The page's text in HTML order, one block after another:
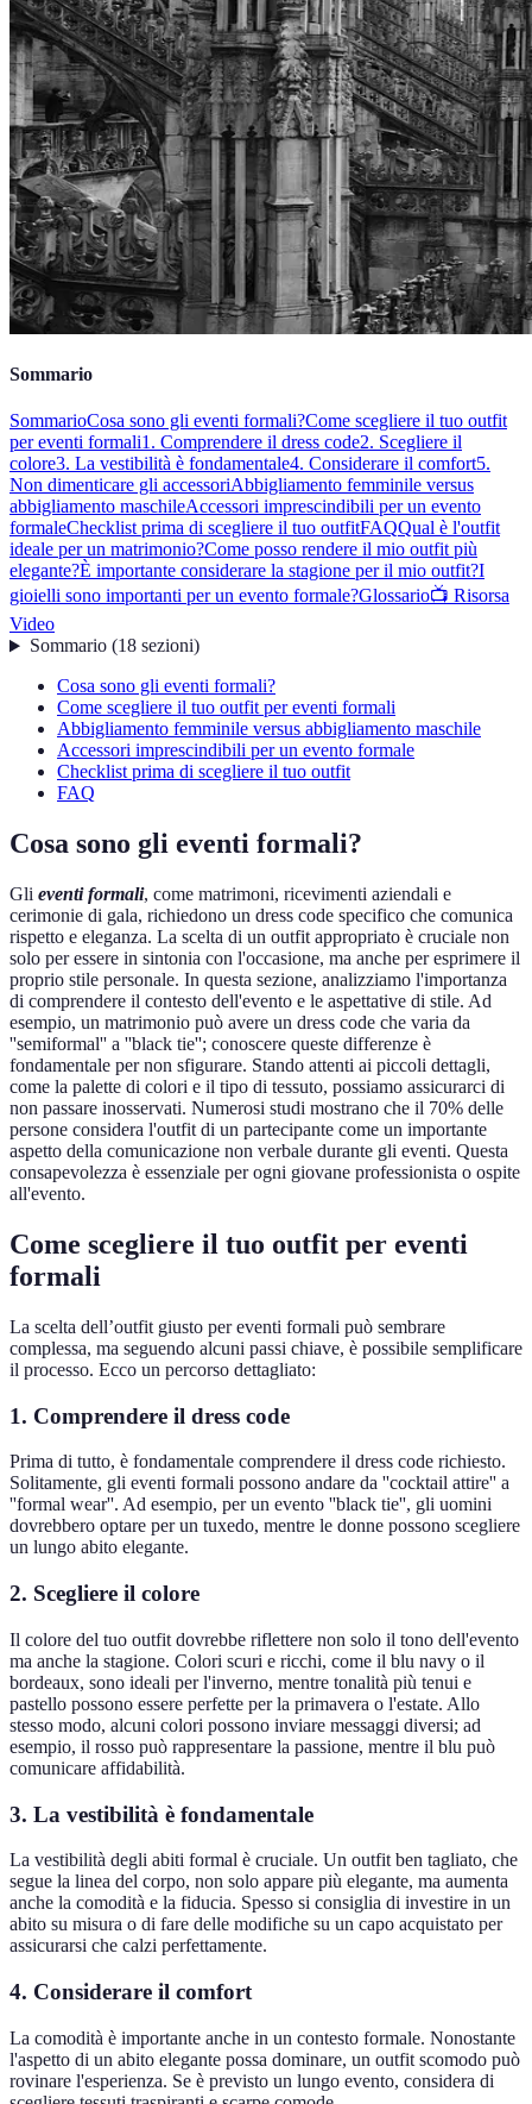
Sommario
SommarioCosa sono gli eventi formali?Come scegliere il tuo outfit
per eventi formali1. Comprendere il dress code2. Scegliere il
colore3. La vestibilità è fondamentale4. Considerare il comfort5.
Non dimenticare gli accessoriAbbigliamento femminile versus
abbigliamento maschileAccessori imprescindibili per un evento
formaleChecklist prima di scegliere il tuo outfitFAQQual è l'outfit
ideale per un matrimonio?Come posso rendere il mio outfit più
elegante?È importante considerare la stagione per il mio outfit?I
gioielli sono importanti per un evento formale?Glossario📺 Risorsa
Video
Sommario(18 sezioni)
Cosa sono gli eventi formali?
Come scegliere il tuo outfit per eventi formali
Abbigliamento femminile versus abbigliamento maschile
Accessori imprescindibili per un evento formale
Checklist prima di scegliere il tuo outfit
FAQ
Cosa sono gli eventi formali?
Gli eventi formali, come matrimoni, ricevimenti aziendali e
cerimonie di gala, richiedono un dress code specifico che comunica
rispetto e eleganza. La scelta di un outfit appropriato è cruciale non
solo per essere in sintonia con l'occasione, ma anche per esprimere il
proprio stile personale. In questa sezione, analizziamo l'importanza
di comprendere il contesto dell'evento e le aspettative di stile. Ad
esempio, un matrimonio può avere un dress code che varia da
''semiformal'' a ''black tie''; conoscere queste differenze è
fondamentale per non sfigurare. Stando attenti ai piccoli dettagli,
come la palette di colori e il tipo di tessuto, possiamo assicurarci di
non passare inosservati. Numerosi studi mostrano che il 70% delle
persone considera l'outfit di un partecipante come un importante
aspetto della comunicazione non verbale durante gli eventi. Questa
consapevolezza è essenziale per ogni giovane professionista o ospite
all'evento.
Come scegliere il tuo outfit per eventi
formali
La scelta dell’outfit giusto per eventi formali può sembrare
complessa, ma seguendo alcuni passi chiave, è possibile semplificare
il processo. Ecco un percorso dettagliato:
1. Comprendere il dress code
Prima di tutto, è fondamentale comprendere il dress code richiesto.
Solitamente, gli eventi formali possono andare da ''cocktail attire'' a
''formal wear''. Ad esempio, per un evento ''black tie'', gli uomini
dovrebbero optare per un tuxedo, mentre le donne possono scegliere
un lungo abito elegante.
2. Scegliere il colore
Il colore del tuo outfit dovrebbe riflettere non solo il tono dell'evento
ma anche la stagione. Colori scuri e ricchi, come il blu navy o il
bordeaux, sono ideali per l'inverno, mentre tonalità più tenui e
pastello possono essere perfette per la primavera o l'estate. Allo
stesso modo, alcuni colori possono inviare messaggi diversi; ad
esempio, il rosso può rappresentare la passione, mentre il blu può
comunicare affidabilità.
3. La vestibilità è fondamentale
La vestibilità degli abiti formal è cruciale. Un outfit ben tagliato, che
segue la linea del corpo, non solo appare più elegante, ma aumenta
anche la comodità e la fiducia. Spesso si consiglia di investire in un
abito su misura o di fare delle modifiche su un capo acquistato per
assicurarsi che calzi perfettamente.
4. Considerare il comfort
La comodità è importante anche in un contesto formale. Nonostante
l'aspetto di un abito elegante possa dominare, un outfit scomodo può
rovinare l'esperienza. Se è previsto un lungo evento, considera di